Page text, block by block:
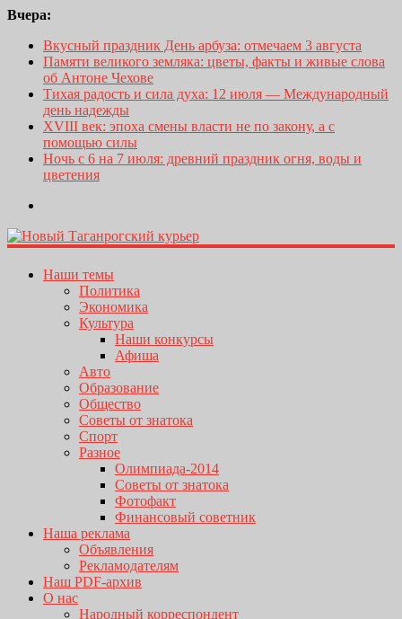
Вчера:
Вкусный праздник День арбуза: отмечаем 3 августа
Памяти великого земляка: цветы, факты и живые слова
об Антоне Чехове
Тихая радость и сила духа: 12 июля — Международный
день надежды
XVIII век: эпоха смены власти не по закону, а с
помощью силы
Ночь с 6 на 7 июля: древний праздник огня, воды и
цветения
Наши темы
Политика
Экономика
Культура
Наши конкурсы
Афиша
Авто
Образование
Общество
Советы от знатока
Спорт
Разное
Олимпиада-2014
Советы от знатока
Фотофакт
Финансовый советник
Наша реклама
Объявления
Рекламодателям
Наш PDF-архив
О нас
Народный корреспондент